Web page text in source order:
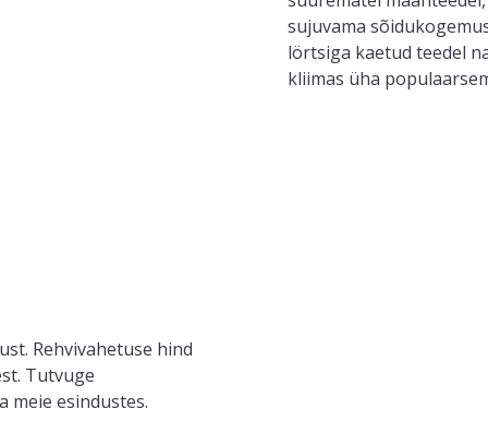
sujuvama
lörtsiga kaetud teedel
kliimas üha
Rehvivahetuse hind
Tutvuge
meie esindustes.